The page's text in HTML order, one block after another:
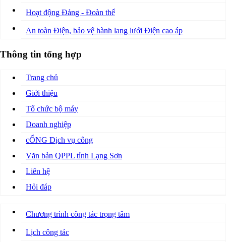
Hoạt động Đảng - Đoàn thể
An toàn Điện, bảo vệ hành lang lưới Điện cao áp
Thông tin tổng hợp
Trang chủ
Giới thiệu
Tổ chức bộ máy
Doanh nghiệp
cỔNG Dịch vụ công
Văn bản QPPL tỉnh Lạng Sơn
Liên hệ
Hỏi đáp
Chương trình công tác trọng tâm
Lịch công tác